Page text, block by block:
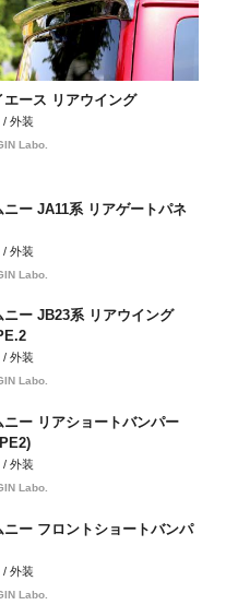
エース リアウイング
/ 外装
Labo.
ニー JA11系 リアゲートパネ
/ 外装
Labo.
ニー JB23系 リアウイング
/ 外装
Labo.
ニー リアショートバンパー
/ 外装
Labo.
ニー フロントショートバンパ
/ 外装
Labo.